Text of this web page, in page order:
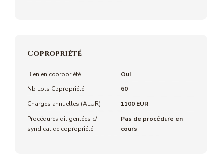
Copropriété
Bien en copropriété
Oui
Nb Lots Copropriété
60
Charges annuelles (ALUR)
1100 EUR
Procédures diligentées c/
syndicat de copropriété
Pas de procédure en
cours